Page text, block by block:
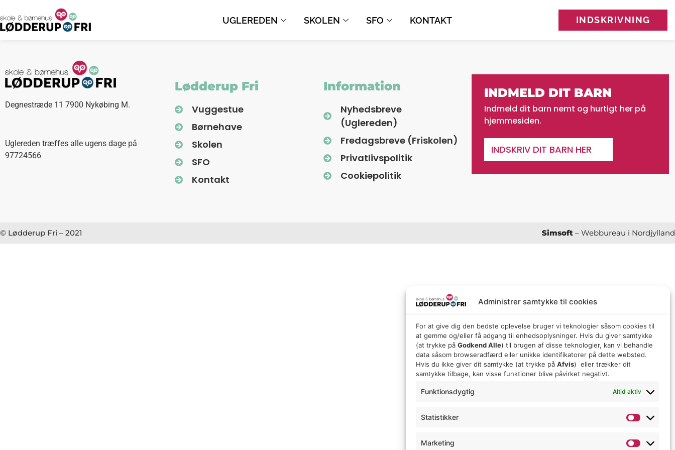
Administrer samtykke til cookies
For at give dig den bedste oplevelse bruger vi teknologier såsom cookies til
at gemme og/eller få adgang til enhedsoplysninger. Hvis du giver samtykke
(at trykke på Godkend Alle) til brugen af ​​disse teknologier, kan vi behandle
data såsom browseradfærd eller unikke identifikatorer på dette websted.
Hvis du ikke giver dit samtykke (at trykke på Afvis) eller trækker dit
samtykke tilbage, kan visse funktioner blive påvirket negativt.
Funktionsdygtig Altid aktiv
Statistikker
Marketing
UGLEREDEN SKOLEN SFO KONTAKT INDSKRIVNING
Degnestræde 11 7900 Nykøbing M.
Uglereden træffes alle ugens dage på
97724566
Lødderup Fri
Vuggestue
Børnehave
Skolen
SFO
Kontakt
Information
Nyhedsbreve
(Uglereden)
Fredagsbreve (Friskolen)
Privatlivspolitik
Cookiepolitik
INDMELD DIT BARN
Indmeld dit barn nemt og hurtigt her på
hjemmesiden.
INDSKRIV DIT BARN HER
© Lødderup Fri – 2021 Simsoft – Webbureau i Nordjylland